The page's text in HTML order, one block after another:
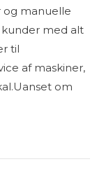
og manuelle
med alt
til
af maskiner,
om